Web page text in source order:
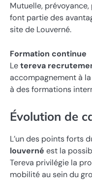
Mutuelle,
font partie des
site de Louverné.
Formation continue
Letereva
accompagnement à
à des formations
Évolution de
L’un des points forts
louverné est la
Tereva privilégie la
mobilité au sein du